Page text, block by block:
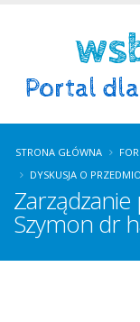
STRONA GŁÓWNA
DYSKUSJA O
Szymon dr